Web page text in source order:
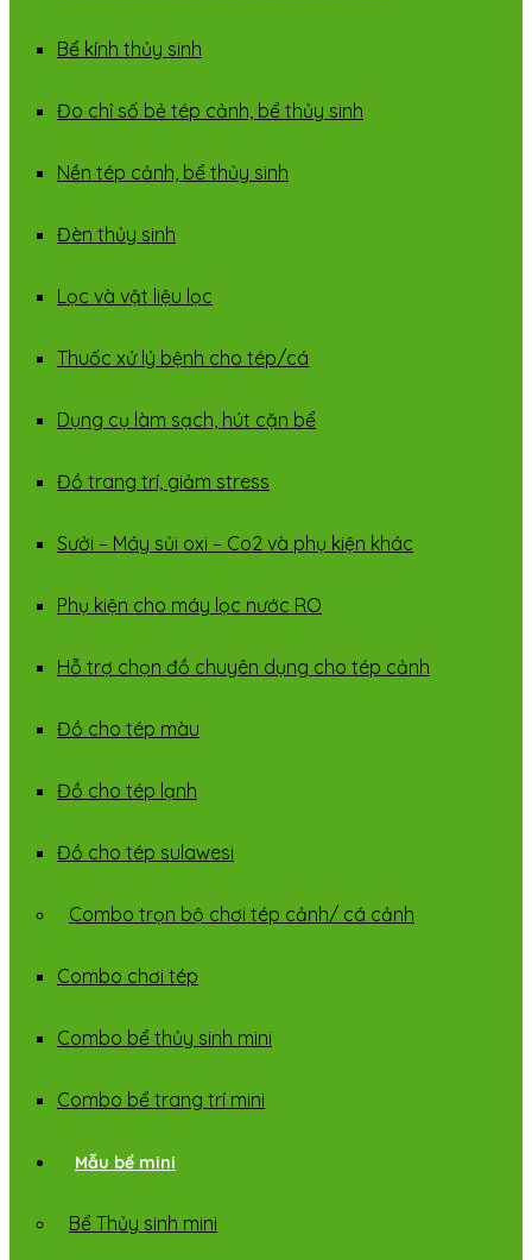
Bể kính thủy sinh
Đo chỉ số bẻ tép cảnh, bể thủy sinh
Nền tép cảnh, bể thủy sinh
Đèn thủy sinh
Lọc và vật liệu lọc
Thuốc xử lý bệnh cho tép/cá
Dụng cụ làm sạch, hút cặn bể
Đồ trang trí, giảm stress
Sưởi – Máy sủi oxi – Co2 và phụ kiện khác
Phụ kiện cho máy lọc nước RO
Hỗ trợ chọn đồ chuyên dụng cho tép cảnh
Đồ cho tép màu
Đồ cho tép lạnh
Đồ cho tép sulawesi
Combo trọn bộ chơi tép cảnh/ cá cảnh
Combo chơi tép
Combo bể thủy sinh mini
Combo bể trang trí mini
Mẫu bể mini
Bể Thủy sinh mini